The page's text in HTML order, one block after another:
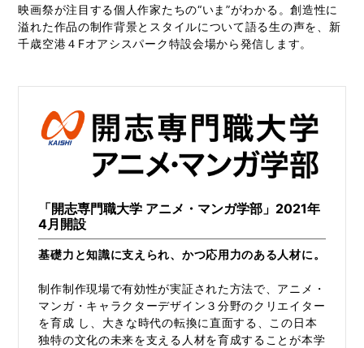
映画祭が注目する個人作家たちの“いま”がわかる。創造性に
溢れた作品の制作背景とスタイルについて語る生の声を、新
千歳空港４Fオアシスパーク特設会場から発信します。
「開志専門職大学 アニメ・マンガ学部」2021年
4月開設
基礎力と知識に支えられ、かつ応用力のある人材に。
制作制作現場で有効性が実証された方法で、アニメ・
マンガ・キャラクターデザイン３分野のクリエイター
を育成 し、大きな時代の転換に直面する、この日本
独特の文化の未来を支える人材を育成することが本学